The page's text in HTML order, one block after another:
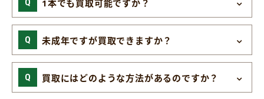
1本でも買取可能ですか？
未成年ですが買取できますか？
買取にはどのような方法があるのですか？